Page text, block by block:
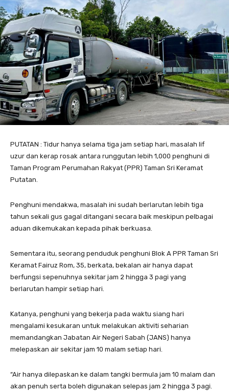
PUTATAN : Tidur hanya selama tiga jam setiap hari, masalah lif
uzur dan kerap rosak antara runggutan lebih 1,000 penghuni di
Taman Program Perumahan Rakyat (PPR) Taman Sri Keramat
Putatan.
Penghuni mendakwa, masalah ini sudah berlarutan lebih tiga
tahun sekali gus gagal ditangani secara baik meskipun pelbagai
aduan dikemukakan kepada pihak berkuasa.
Sementara itu, seorang penduduk penghuni Blok A PPR Taman Sri
Keramat Fairuz Rom, 35, berkata, bekalan air hanya dapat
berfungsi sepenuhnya sekitar jam 2 hingga 3 pagi yang
berlarutan hampir setiap hari.
Katanya, penghuni yang bekerja pada waktu siang hari
mengalami kesukaran untuk melakukan aktiviti seharian
memandangkan Jabatan Air Negeri Sabah (JANS) hanya
melepaskan air sekitar jam 10 malam setiap hari.
“Air hanya dilepaskan ke dalam tangki bermula jam 10 malam dan
akan penuh serta boleh digunakan selepas jam 2 hingga 3 pagi.